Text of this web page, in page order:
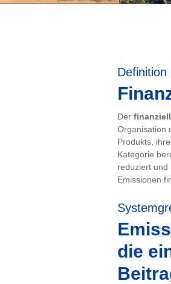
Definition
Der
Organisation
Produkts,
Kategorie
reduziert und
Emissionen
die